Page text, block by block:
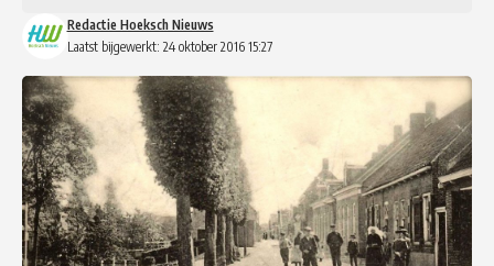
Laatst bijgewerkt: 24 oktober 2016 15:27
Redactie Hoeksch Nieuws